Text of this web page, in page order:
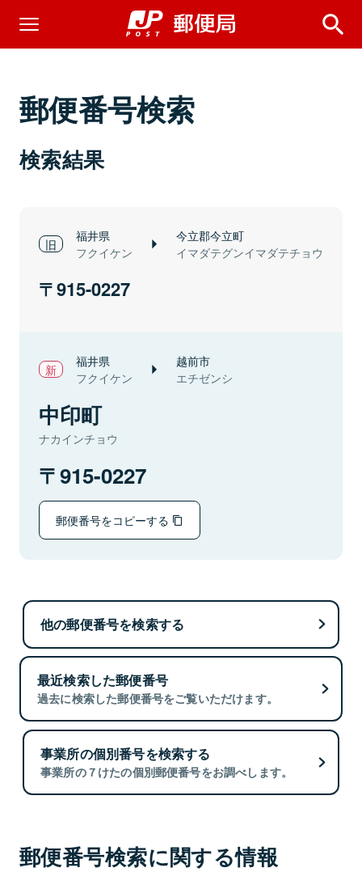
郵便番号検索
検索結果
福井県
フクイケン
今立郡今立町
イマダテグンイマダテチョウ
915-0227
福井県
フクイケン
越前市
エチゼンシ
中印町
ナカインチョウ
915-0227
郵便番号をコピーする
他の郵便番号を検索する
最近検索した郵便番号
過去に検索した郵便番号をご覧いただけます。
事業所の個別番号を検索する
事業所の７けたの個別郵便番号をお調べします。
郵便番号検索に関する情報